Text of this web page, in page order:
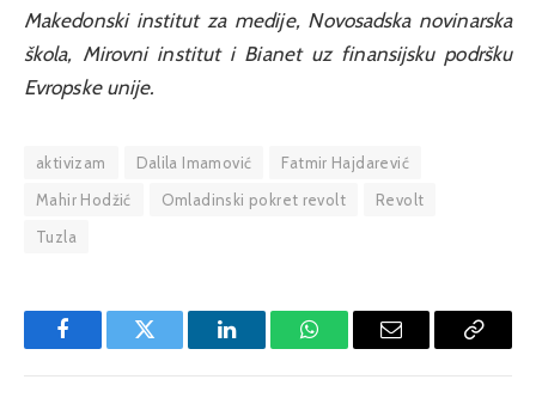
Makedonski institut za medije, Novosadska novinarska
škola, Mirovni institut i Bianet uz finansijsku podršku
Evropske unije.
aktivizam Dalila Imamović
Fatmir Hajdarević
Mahir Hodžić
Omladinski pokret revolt
Revolt
Tuzla
FacebookTwitter LinkedInWhatsAppEmail
Copy